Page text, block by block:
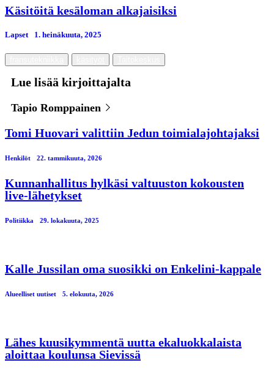
Käsitöitä kesäloman alkajaisiksi
Lapset 1. heinäkuuta, 2025
Lue lisää kirjoittajalta
Tapio Romppainen
Tomi Huovari valittiin Jedun toimialajohtajaksi
Henkilöt 22. tammikuuta, 2026
Kunnanhallitus hylkäsi valtuuston kokousten
live-lähetykset
Politiikka 29. lokakuuta, 2025
Kalle Jussilan oma suosikki on Enkelini-kappale
Alueelliset uutiset 5. elokuuta, 2026
Lähes kuusikymmentä uutta ekaluokkalaista
aloittaa koulunsa Sievissä